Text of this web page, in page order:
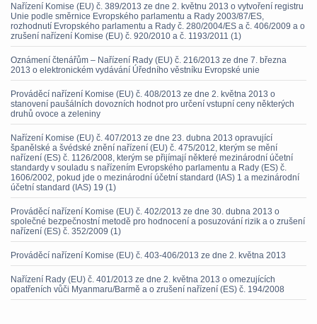
Nařízení Komise (EU) č. 389/2013 ze dne 2. květnu 2013 o vytvoření registru
Unie podle směrnice Evropského parlamentu a Rady 2003/87/ES,
rozhodnutí Evropského parlamentu a Rady č. 280/2004/ES a č. 406/2009 a o
zrušení nařízení Komise (EU) č. 920/2010 a č. 1193/2011 (1)
Oznámení čtenářům – Nařízení Rady (EU) č. 216/2013 ze dne 7. března
2013 o elektronickém vydávání Úředního věstníku Evropské unie
Prováděcí nařízení Komise (EU) č. 408/2013 ze dne 2. května 2013 o
stanovení paušálních dovozních hodnot pro určení vstupní ceny některých
druhů ovoce a zeleniny
Nařízení Komise (EU) č. 407/2013 ze dne 23. dubna 2013 opravující
španělské a švédské znění nařízení (EU) č. 475/2012, kterým se mění
nařízení (ES) č. 1126/2008, kterým se přijímají některé mezinárodní účetní
standardy v souladu s nařízením Evropského parlamentu a Rady (ES) č.
1606/2002, pokud jde o mezinárodní účetní standard (IAS) 1 a mezinárodní
účetní standard (IAS) 19 (1)
Prováděcí nařízení Komise (EU) č. 402/2013 ze dne 30. dubna 2013 o
společné bezpečnostní metodě pro hodnocení a posuzování rizik a o zrušení
nařízení (ES) č. 352/2009 (1)
Prováděcí nařízení Komise (EU) č. 403-406/2013 ze dne 2. května 2013
Nařízení Rady (EU) č. 401/2013 ze dne 2. května 2013 o omezujících
opatřeních vůči Myanmaru/Barmě a o zrušení nařízení (ES) č. 194/2008